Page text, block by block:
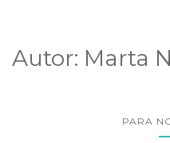
Autor: Marta
PARA